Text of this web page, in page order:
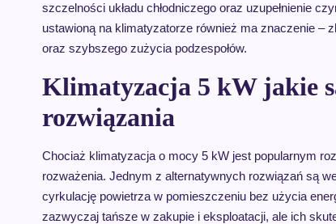
szczelności układu chłodniczego oraz uzupełnienie
ustawioną na klimatyzatorze również ma znaczenie –
oraz szybszego zużycia podzespołów.
Klimatyzacja 5 kW jakie
rozwiązania
Chociaż klimatyzacja o mocy 5 kW jest popularnym
rozważenia. Jednym z alternatywnych rozwiązań są
cyrkulację powietrza w pomieszczeniu bez użycia
zazwyczaj tańsze w zakupie i eksploatacji, ale ich